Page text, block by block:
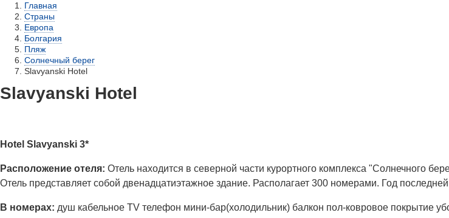
Главная
Страны
Европа
Болгария
Пляж
Солнечный берег
Slavyanski Hotel
Slavyanski Hotel
Hotel Slavyanski 3*
Расположение отеля: Отель находится в северной части курортного комплекса "Солнечного
Отель представляет собой двенадцатиэтажное здание. Располагает 300 номерами. Год
В номерах: душ кабельное TV телефон мини-бар(холодильник) балкон пол-ковровое покрытие